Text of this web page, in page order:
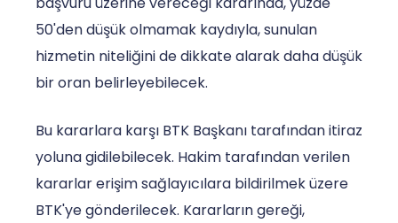
50'den düşük olmamak kaydıyla, sunulan
hizmetin niteliğini de dikkate alarak daha düşük
bir oran belirleyebilecek.
Bu kararlara karşı BTK Başkanı tarafından itiraz
yoluna gidilebilecek. Hakim tarafından verilen
kararlar erişim sağlayıcılara bildirilmek üzere
BTK'ye gönderilecek. Kararların gereği,